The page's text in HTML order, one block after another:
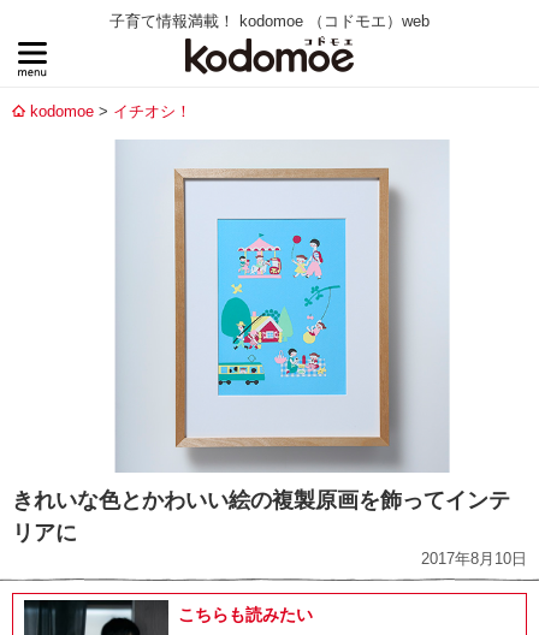
子育て情報満載！ kodomoe （コドモエ）web
kodomoe イチオシ！
きれいな色とかわいい絵の複製原画を飾ってインテ
リアに
2017年8月10日
こちらも読みたい